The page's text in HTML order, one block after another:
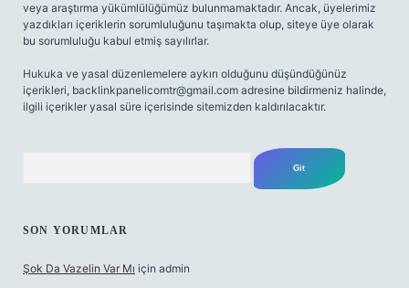
veya araştırma yükümlülüğümüz bulunmamaktadır. Ancak, üyelerimiz
yazdıkları içeriklerin sorumluluğunu taşımakta olup, siteye üye olarak
bu sorumluluğu kabul etmiş sayılırlar.
Hukuka ve yasal düzenlemelere aykırı olduğunu düşündüğünüz
içerikleri, backlinkpanelicomtr@gmail.com adresine bildirmeniz halinde,
ilgili içerikler yasal süre içerisinde sitemizden kaldırılacaktır.
SON YORUMLAR
Şok Da Vazelin Var Mı için admin